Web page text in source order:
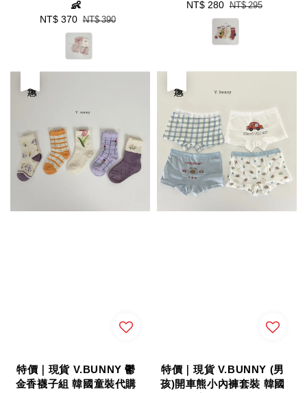
👶
Sale
NT$ 370 Regular
price
NT$ 390
Sale
NT$ 280 Regular
price
NT$ 295
特價｜現貨 V.BUNNY 鬱
金香襪子組 韓國童裝代購
特價｜現貨 V.BUNNY (男
孩)開車熊小內褲套裝 韓國